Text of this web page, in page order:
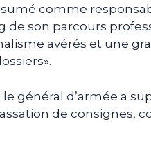
comme
de son parcours
avérés et une
le général d’armée a
de consignes,